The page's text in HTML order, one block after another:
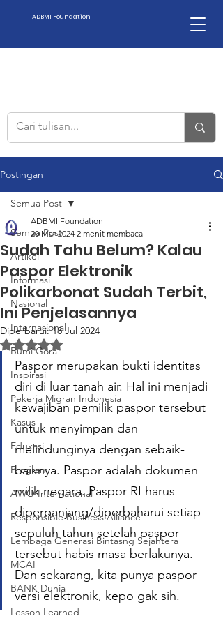
ADBMI Foundation
Postingan
Semua Post
Artikel
Informasi
Nasional
Internasional
Bumi Gora
Inspirasi
Pekerja Migran Indonesia
Kasus
Edukasi
Program
AWO International
Responsible Business Alliance
Lembaga Generasi Bintasng Sejahtera
MCAI
BANK Dunia
Lesson Learned
Semua Post
Sudah Tahu Belum? Kalau
Paspor Elektronik
Polikarbonat Sudah Terbit,
Ini Penjelasannya
ADBMI Foundation
20 Mar 2024 2 menit membaca
Diperbarui:18 Jul 2024
Dinilai NaN dari 5 bintang.
Paspor merupakan bukti identitas
diri di luar tanah air. Hal ini menjadi
kewajiban pemilik paspor tersebut
untuk menyimpan dan
melindunginya dengan sebaik-
baiknya. Paspor adalah dokumen
milik negara. Paspor RI harus
diperpanjang/diperbaharui setiap
sepuluh tahun setelah paspor
tersebut habis masa berlakunya.
Dan sekarang, kita punya paspor
versi elektronik, kepo gak sih.